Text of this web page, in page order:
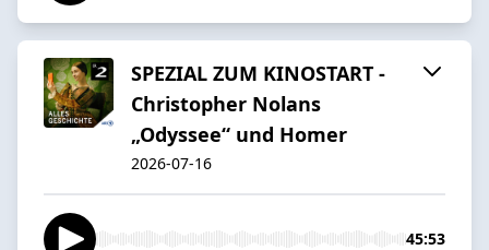
SPEZIAL ZUM KINOSTART -
Christopher Nolans
„Odyssee“ und Homer
2026-07-16
45:53